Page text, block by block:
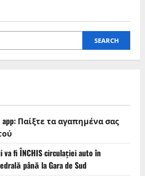
SEARCH
app: Παίξτε τα αγαπημένα σας
fi ÎNCHIS circulației auto în
până la Gara de Sud